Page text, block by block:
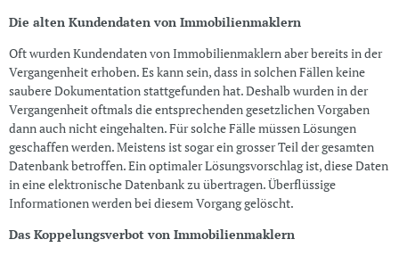
Die alten Kundendaten von Immobilienmaklern
Oft wurden Kundendaten von Immobilienmaklern aber bereits in der
Vergangenheit erhoben. Es kann sein, dass in solchen Fällen keine
saubere Dokumentation stattgefunden hat. Deshalb wurden in der
Vergangenheit oftmals die entsprechenden gesetzlichen Vorgaben
dann auch nicht eingehalten. Für solche Fälle müssen Lösungen
geschaffen werden. Meistens ist sogar ein grosser Teil der gesamten
Datenbank betroffen. Ein optimaler Lösungsvorschlag ist, diese Daten
in eine elektronische Datenbank zu übertragen. Überflüssige
Informationen werden bei diesem Vorgang gelöscht.
Das Koppelungsverbot von Immobilienmaklern